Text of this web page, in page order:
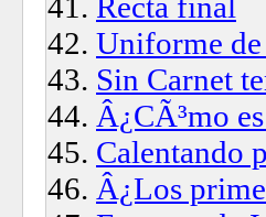
Uniforme
Sin Carnet
Â¿CÃ³mo
Calentando
Â¿Los